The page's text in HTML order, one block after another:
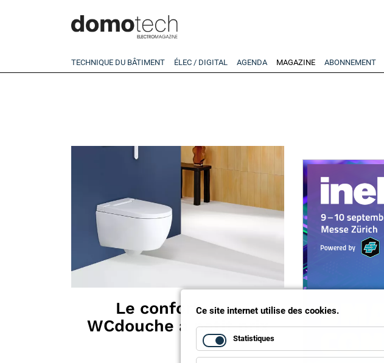
TECHNIQUE DU BÂTIMENT ÉLEC / DIGITAL AGENDA MAGAZINE ABONNEMENT
Le confort d’un
WCdouche à petit prix
Ce site internet utilise des cookies.
Statistiques